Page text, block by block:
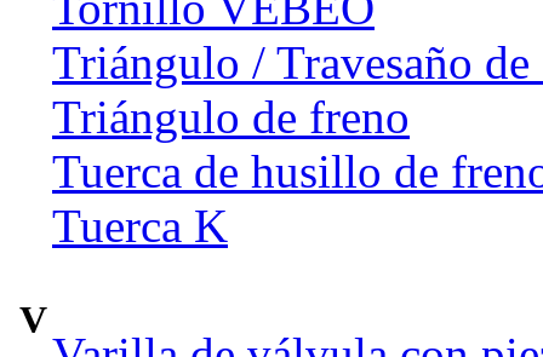
Triángulo / Travesaño de
Triángulo de freno
Tuerca de husillo de
Tuerca K
V